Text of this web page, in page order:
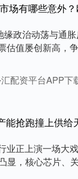
场有哪些意外
政治动荡与通
估值屡创新高，
配资平台APP下
能抢跑撞上供
业正上演一场大
显，核心芯片、